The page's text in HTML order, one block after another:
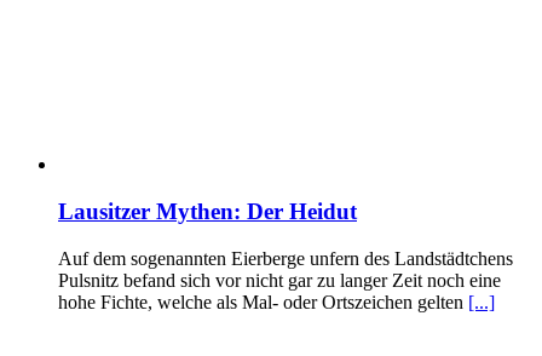
Lausitzer Mythen: Der Heidut
Auf dem sogenannten Eierberge unfern des Landstädtchens
Pulsnitz befand sich vor nicht gar zu langer Zeit noch eine
hohe Fichte, welche als Mal- oder Ortszeichen gelten [...]